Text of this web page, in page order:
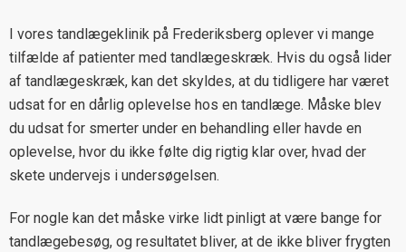
I vores tandlægeklinik på Frederiksberg oplever vi mange
tilfælde af patienter med tandlægeskræk. Hvis du også lider
af tandlægeskræk, kan det skyldes, at du tidligere har været
udsat for en dårlig oplevelse hos en tandlæge. Måske blev
du udsat for smerter under en behandling eller havde en
oplevelse, hvor du ikke følte dig rigtig klar over, hvad der
skete undervejs i undersøgelsen.
For nogle kan det måske virke lidt pinligt at være bange for
tandlægebesøg, og resultatet bliver, at de ikke bliver frygten